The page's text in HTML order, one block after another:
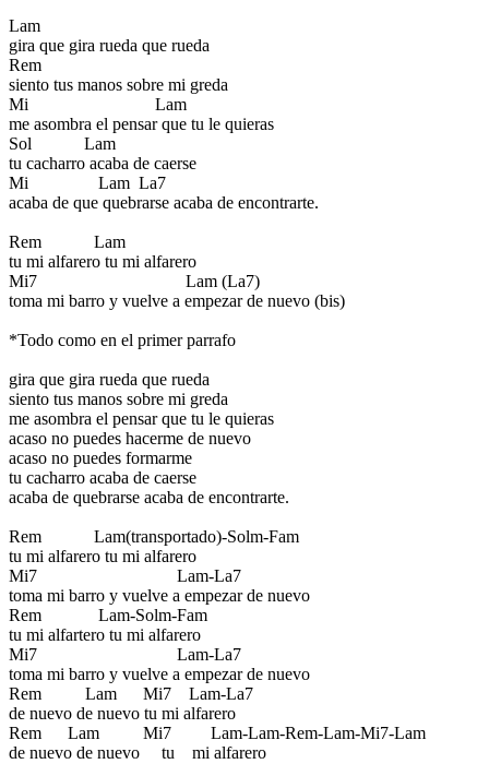
Lam
gira que gira rueda que rueda
Rem
siento tus manos sobre mi greda
Mi Lam
me asombra el pensar que tu le quieras
Sol Lam
tu cacharro acaba de caerse
Mi Lam La7
acaba de que quebrarse acaba de encontrarte.
Rem Lam
tu mi alfarero tu mi alfarero
Mi7 Lam (La7)
toma mi barro y vuelve a empezar de nuevo (bis)
*Todo como en el primer parrafo
gira que gira rueda que rueda
siento tus manos sobre mi greda
me asombra el pensar que tu le quieras
acaso no puedes hacerme de nuevo
acaso no puedes formarme
tu cacharro acaba de caerse
acaba de quebrarse acaba de encontrarte.
Rem Lam(transportado)-Solm-Fam
tu mi alfarero tu mi alfarero
Mi7 Lam-La7
toma mi barro y vuelve a empezar de nuevo
Rem Lam-Solm-Fam
tu mi alfartero tu mi alfarero
Mi7 Lam-La7
toma mi barro y vuelve a empezar de nuevo
Rem Lam Mi7 Lam-La7
de nuevo de nuevo tu mi alfarero
Rem Lam Mi7 Lam-Lam-Rem-Lam-Mi7-Lam
de nuevo de nuevo tu mi alfarero